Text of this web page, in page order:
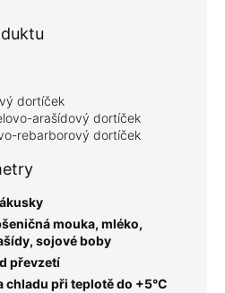
dortíček
arašídový dortíček
rebarborový dortíček
mouka, mléko,
sojové boby
převzetí
chladu při teplotě do +5°C